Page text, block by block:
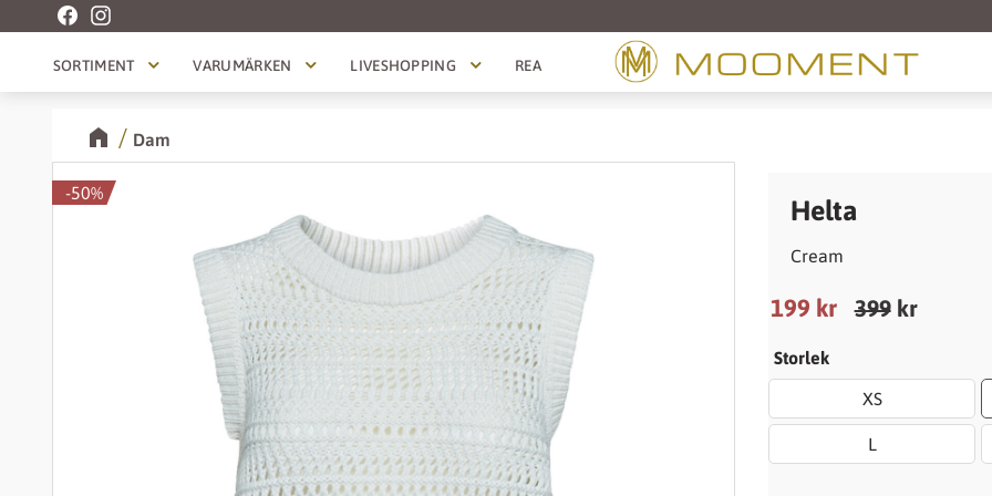
SORTIMENT VARUMÄRKEN LIVESHOPPING REA
Dam
Helta
Cream
50%
Nedsatt pris:
199 kr Ordinarie pris:
399kr
Storlek
XS
L